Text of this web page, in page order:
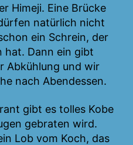
Himeji. Eine Brücke
natürlich nicht
ein Schrein, der
hat. Dann ein gibt
Abkühlung und wir
nach Abendessen.
gibt es tolles Kobe
gebraten wird.
Lob vom Koch, das